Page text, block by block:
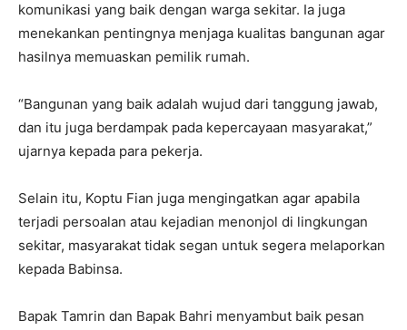
komunikasi yang baik dengan warga sekitar. Ia juga
menekankan pentingnya menjaga kualitas bangunan agar
hasilnya memuaskan pemilik rumah.
“Bangunan yang baik adalah wujud dari tanggung jawab,
dan itu juga berdampak pada kepercayaan masyarakat,”
ujarnya kepada para pekerja.
Selain itu, Koptu Fian juga mengingatkan agar apabila
terjadi persoalan atau kejadian menonjol di lingkungan
sekitar, masyarakat tidak segan untuk segera melaporkan
kepada Babinsa.
Bapak Tamrin dan Bapak Bahri menyambut baik pesan